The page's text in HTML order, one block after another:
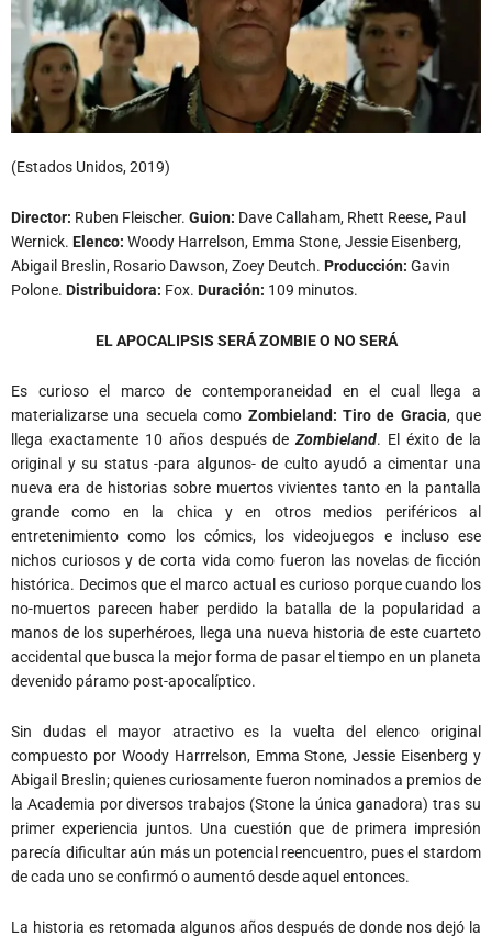
(Estados Unidos, 2019)
Director: Ruben Fleischer. Guion: Dave Callaham, Rhett Reese, Paul
Wernick. Elenco: Woody Harrelson, Emma Stone, Jessie Eisenberg,
Abigail Breslin, Rosario Dawson, Zoey Deutch. Producción: Gavin
Polone. Distribuidora: Fox. Duración: 109 minutos.
EL APOCALIPSIS SERÁ ZOMBIE O NO SERÁ
Es curioso el marco de contemporaneidad en el cual llega a
materializarse una secuela como Zombieland: Tiro de Gracia, que
llega exactamente 10 años después deZombieland. El éxito de la
original y su status -para algunos- de culto ayudó a cimentar una
nueva era de historias sobre muertos vivientes tanto en la pantalla
grande como en la chica y en otros medios periféricos al
entretenimiento como los cómics, los videojuegos e incluso ese
nichos curiosos y de corta vida como fueron las novelas de ficción
histórica. Decimos que el marco actual es curioso porque cuando los
no-muertos parecen haber perdido la batalla de la popularidad a
manos de los superhéroes, llega una nueva historia de este cuarteto
accidental que busca la mejor forma de pasar el tiempo en un planeta
devenido páramo post-apocalíptico.
Sin dudas el mayor atractivo es la vuelta del elenco original
compuesto por Woody Harrrelson, Emma Stone, Jessie Eisenberg y
Abigail Breslin; quienes curiosamente fueron nominados a premios de
la Academia por diversos trabajos (Stone la única ganadora) tras su
primer experiencia juntos. Una cuestión que de primera impresión
parecía dificultar aún más un potencial reencuentro, pues el stardom
de cada uno se confirmó o aumentó desde aquel entonces.
La historia es retomada algunos años después de donde nos dejó la